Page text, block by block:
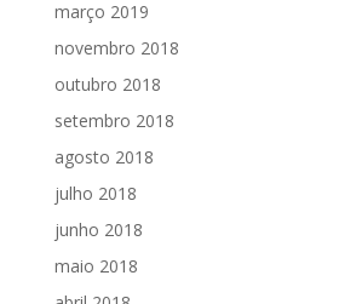
março 2019
novembro 2018
outubro 2018
setembro 2018
agosto 2018
julho 2018
junho 2018
maio 2018